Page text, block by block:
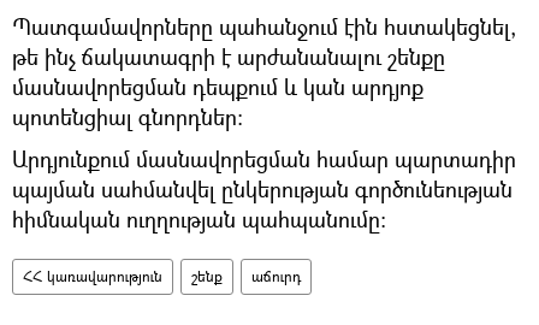
Պատգամավորները պահանջում էին հստակեցնել,
թե ինչ ճակատագրի է արժանանալու շենքը
մասնավորեցման դեպքում և կան արդյոք
պոտենցիալ գնորդներ։
Արդյունքում մասնավորեցման համար պարտադիր
պայման սահմանվել ընկերության գործունեության
հիմնական ուղղության պահպանումը:
ՀՀ կառավարություն շենք աճուրդ